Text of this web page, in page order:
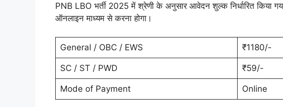
PNB LBO भर्ती 2025 में श्रेणी के अनुसार आवेदन शुल्क निर्धारित किया
ऑनलाइन माध्यम से करना होगा।
General / OBC / EWS ₹1180/-
SC / ST / PWD ₹59/-
Mode of Payment Online